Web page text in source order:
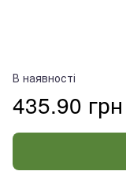
В наявності
435.90 грн